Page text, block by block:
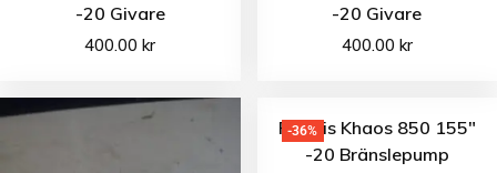
-20 Givare
400.00kr
-20 Givare
400.00 kr
-36%
Polaris Khaos 850 155″
-20 Bränslepump